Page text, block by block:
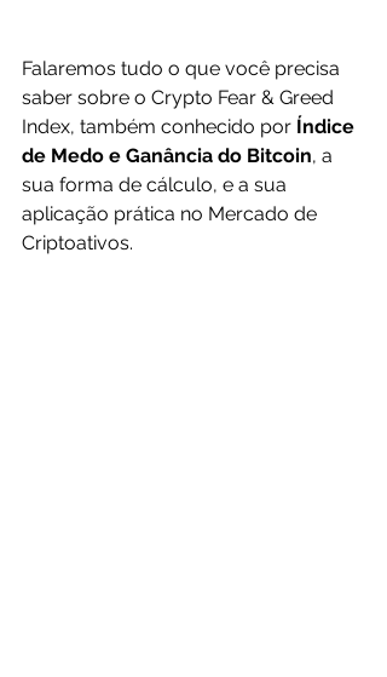
Falaremos tudo o que você precisa
saber sobre o Crypto Fear & Greed
Index, também conhecido por Índice
de Medo e Ganância do Bitcoin, a
sua forma de cálculo, e a sua
aplicação prática no Mercado de
Criptoativos.